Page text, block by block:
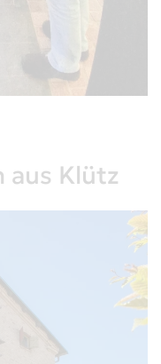
aus Klütz